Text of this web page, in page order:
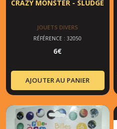
CRAZY MONSTER - SLUDGE
JOUETS DIVERS
RÉFÉRENCE : 32050
6€
AJOUTER AU PANIER